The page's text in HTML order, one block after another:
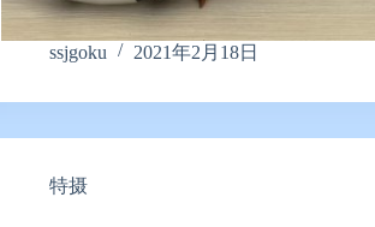
ssjgoku 2021年2月18日
特摄